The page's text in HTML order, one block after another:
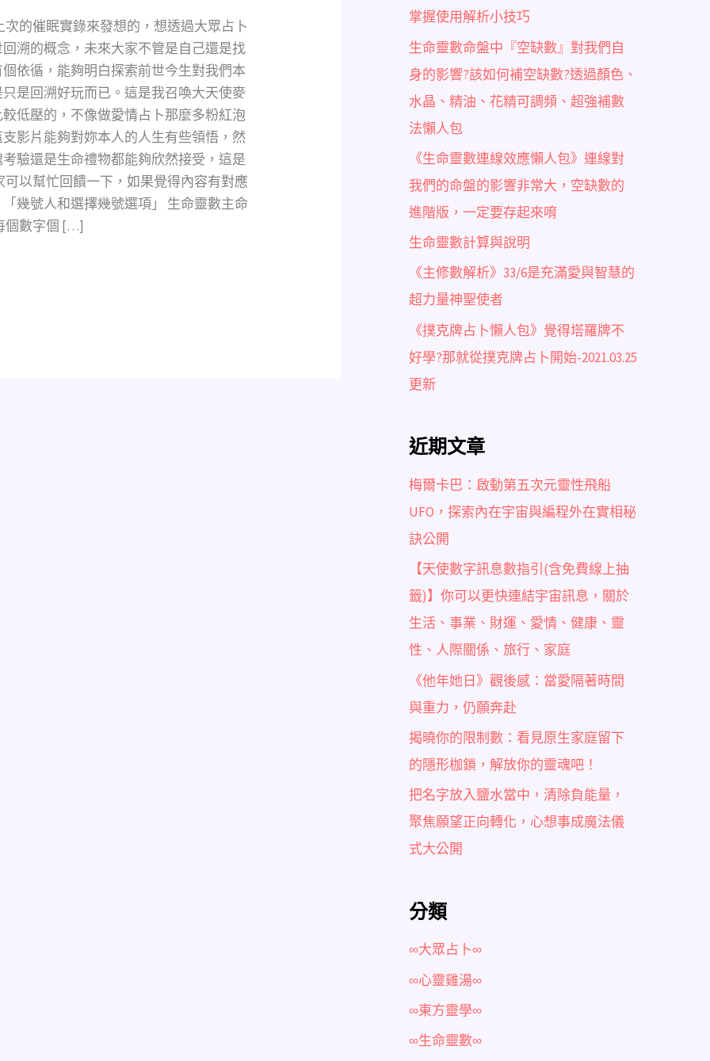
的催眠實錄來發想的，想透過大眾占卜
溯的概念，未來大家不管是自己還是找
依循，能夠明白探索前世今生對我們本
是回溯好玩而已。這是我召喚大天使麥
低壓的，不像做愛情占卜那麼多粉紅泡
影片能夠對妳本人的人生有些領悟，然
驗還是生命禮物都能夠欣然接受，這是
以幫忙回饋一下，如果覺得內容有對應
幾號人和選擇幾號選項」 生命靈數主命
個數字個 […]
掌握使用解析小技巧
生命靈數命盤中『空缺數』對我們自
身的影響?該如何補空缺數?透過顏色、
水晶、精油、花精可調頻、超強補數
法懶人包
《生命靈數連線效應懶人包》連線對
我們的命盤的影響非常大，空缺數的
進階版，一定要存起來唷
生命靈數計算與說明
《主修數解析》33/6是充滿愛與智慧的
超力量神聖使者
《撲克牌占卜懶人包》覺得塔羅牌不
好學?那就從撲克牌占卜開始-2021.03.25
更新
近期文章
梅爾卡巴：啟動第五次元靈性飛船
UFO，探索內在宇宙與編程外在實相秘
訣公開
【天使數字訊息數指引(含免費線上抽
籤)】你可以更快連結宇宙訊息，關於
生活、事業、財運、愛情、健康、靈
性、人際關係、旅行、家庭
《他年她日》觀後感：當愛隔著時間
與重力，仍願奔赴
揭曉你的限制數：看見原生家庭留下
的隱形枷鎖，解放你的靈魂吧！
把名字放入鹽水當中，清除負能量，
聚焦願望正向轉化，心想事成魔法儀
式大公開
分類
∞大眾占卜∞
∞心靈雞湯∞
∞東方靈學∞
∞生命靈數∞